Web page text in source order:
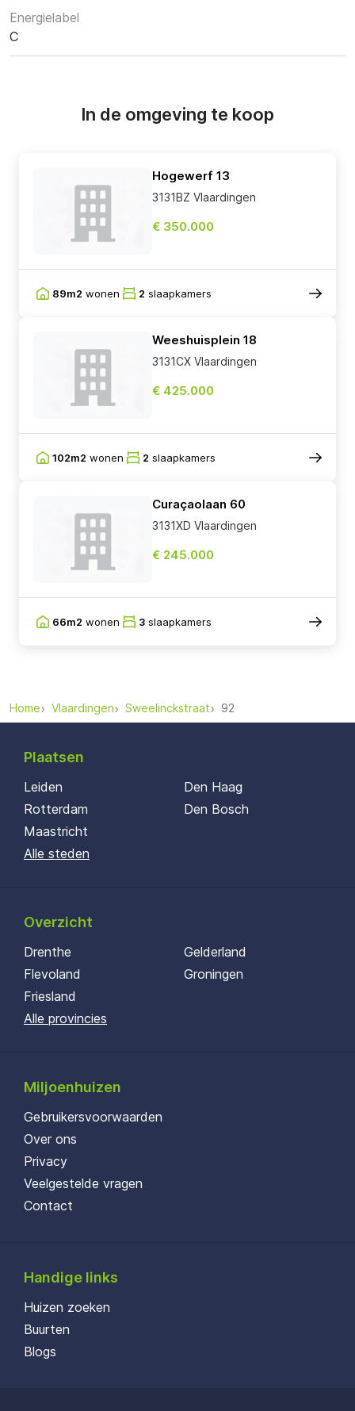
Energielabel
C
In de omgeving te koop
Hogewerf 13
3131BZ Vlaardingen
€ 350.000
89m2 wonen 2 slaapkamers
Weeshuisplein 18
3131CX Vlaardingen
€ 425.000
102m2 wonen 2 slaapkamers
Curaçaolaan 60
3131XD Vlaardingen
€ 245.000
66m2 wonen 3 slaapkamers
Home Vlaardingen Sweelinckstraat 92
Plaatsen
Leiden
Rotterdam
Maastricht
Den Haag
Den Bosch
Alle steden
Overzicht
Drenthe
Flevoland
Friesland
Gelderland
Groningen
Alle provincies
Miljoenhuizen
Gebruikersvoorwaarden
Over ons
Privacy
Veelgestelde vragen
Contact
Handige links
Huizen zoeken
Buurten
Blogs